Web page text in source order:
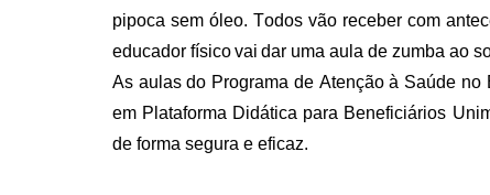
pipoca sem óleo. Todos vão receber com
educador físico vai dar uma aula de zumba ao
As aulasdo Programa de Atenção à Saúde no
em Plataforma Didática para Beneficiários
de forma segura e eficaz.